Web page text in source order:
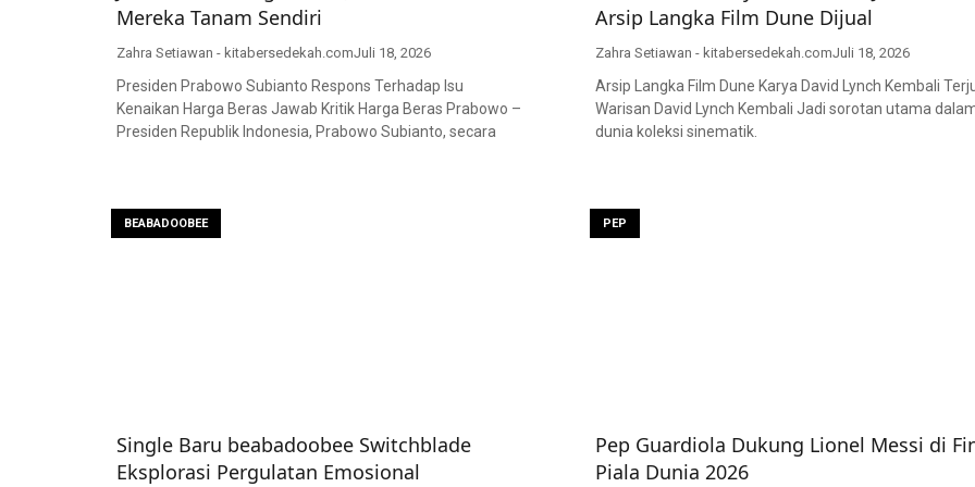
Mereka Tanam Sendiri
Zahra Setiawan - kitabersedekah.comJuli 18, 2026
Presiden Prabowo Subianto Respons Terhadap Isu
Kenaikan Harga Beras Jawab Kritik Harga Beras Prabowo –
Presiden Republik Indonesia, Prabowo Subianto, secara
Arsip Langka Film Dune Dijual
Zahra Setiawan - kitabersedekah.comJuli 18, 2026
Arsip Langka Film Dune Karya David Lynch Kembali
Warisan David Lynch Kembali Jadi sorotan utama
dunia koleksi sinematik.
BEABADOOBEE
Single Baru beabadoobee Switchblade
Eksplorasi Pergulatan Emosional
PEP
Pep Guardiola Dukung Lionel Messi di
Piala Dunia 2026